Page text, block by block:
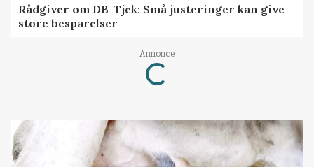
Rådgiver om DB-Tjek: Små justeringer kan give
store besparelser
Annonce
Loading...